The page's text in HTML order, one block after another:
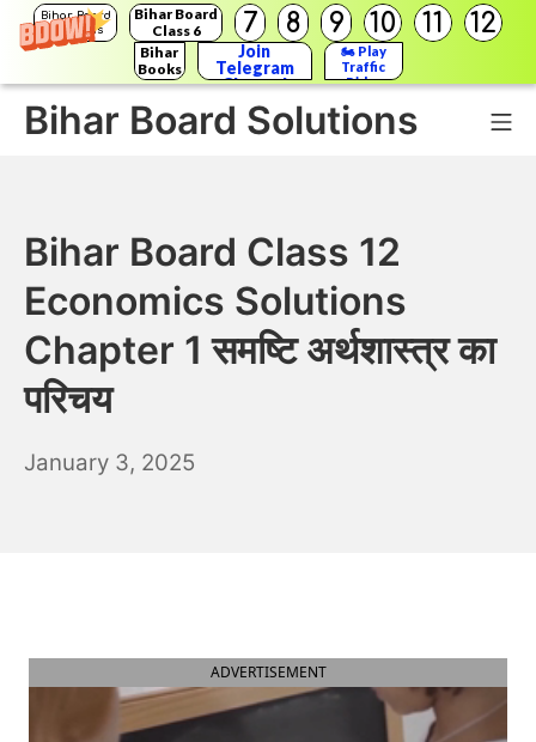
Bihar Board
Solutions
Bihar Board
Class 6
7 8 9 10 11 12
Bihar
Books
Join
Telegram
Channel
🏍️ Play
Traffic
Rider
content
Bihar Board Solutions
Bihar Board Class 12
Economics Solutions
Chapter 1 समष्टि अर्थशास्त्र का
परिचय
January 3, 2025
ADVERTISEMENT